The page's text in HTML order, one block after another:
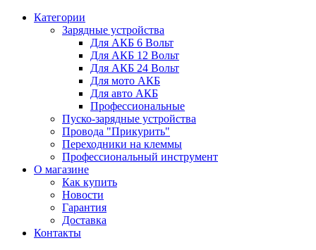
Категории
Зарядные устройства
Для АКБ 6 Вольт
Для АКБ 12 Вольт
Для АКБ 24 Вольт
Для мото АКБ
Для авто АКБ
Профессиональные
Пуско-зарядные устройства
Провода "Прикурить"
Переходники на клеммы
Профессиональный инструмент
О магазине
Как купить
Новости
Гарантия
Доставка
Контакты